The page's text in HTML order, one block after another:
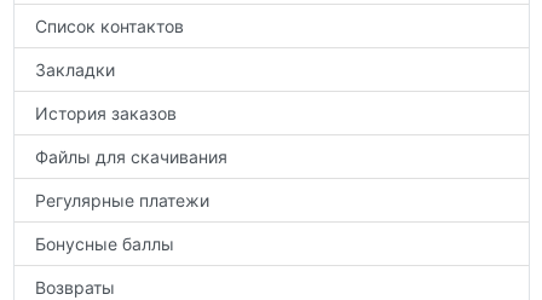
Список контактов
Закладки
История заказов
Файлы для скачивания
Регулярные платежи
Бонусные баллы
Возвраты